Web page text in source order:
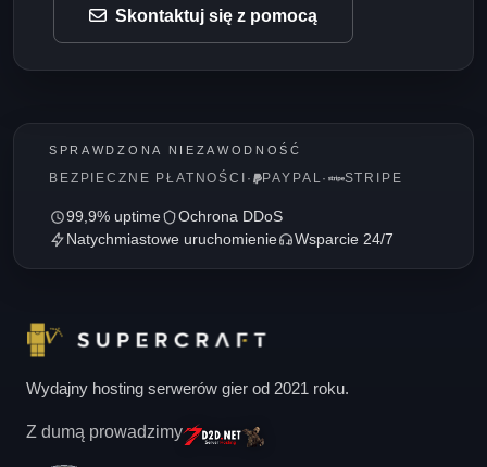
Skontaktuj się z pomocą
SPRAWDZONA NIEZAWODNOŚĆ
BEZPIECZNE PŁATNOŚCI · PAYPAL· STRIPE
99,9% uptime
Ochrona DDoS
Natychmiastowe uruchomienie
Wsparcie 24/7
Wydajny hosting serwerów gier od 2021 roku.
Z dumą prowadzimy